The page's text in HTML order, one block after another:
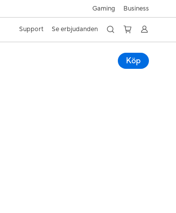
Gaming Business
Support Se erbjudanden
Köp